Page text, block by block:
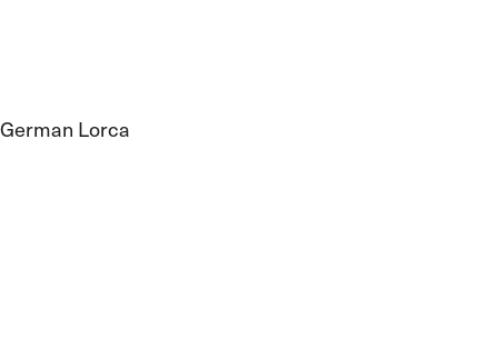
German Lorca